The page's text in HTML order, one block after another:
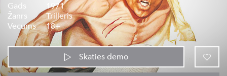
Gads
1971
Žanrs
Trilleris
Vecums
18+
Skaties demo